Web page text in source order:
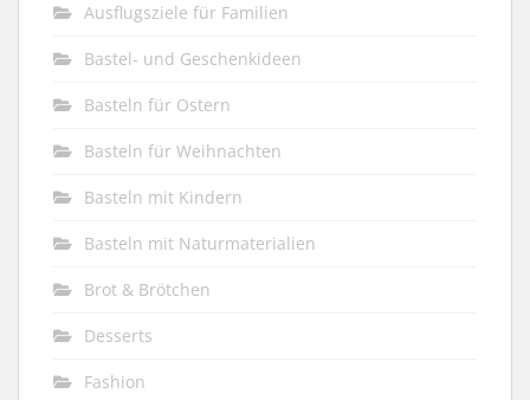
Ausflugsziele für Familien
Bastel- und Geschenkideen
Basteln für Ostern
Basteln für Weihnachten
Basteln mit Kindern
Basteln mit Naturmaterialien
Brot & Brötchen
Desserts
Fashion